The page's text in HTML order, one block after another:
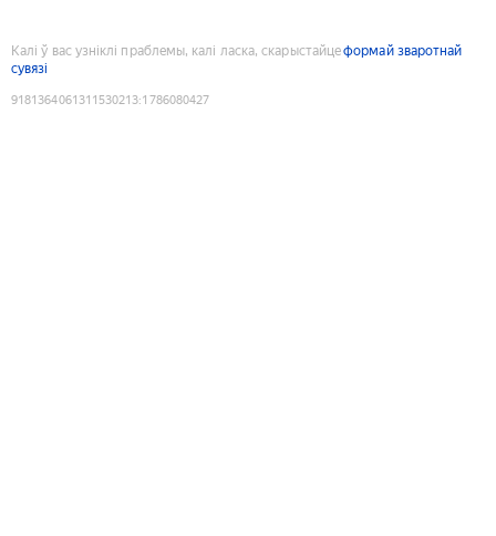
Калі ў вас узніклі праблемы, калі ласка, скарыстайцеформай зваротнай
сувязі
9181364061311530213:1786080427